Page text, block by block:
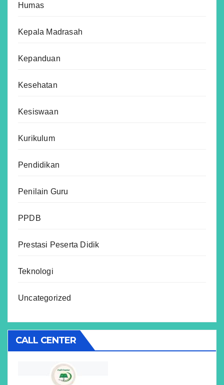
Humas
Kepala Madrasah
Kepanduan
Kesehatan
Kesiswaan
Kurikulum
Pendidikan
Penilain Guru
PPDB
Prestasi Peserta Didik
Teknologi
Uncategorized
CALL CENTER